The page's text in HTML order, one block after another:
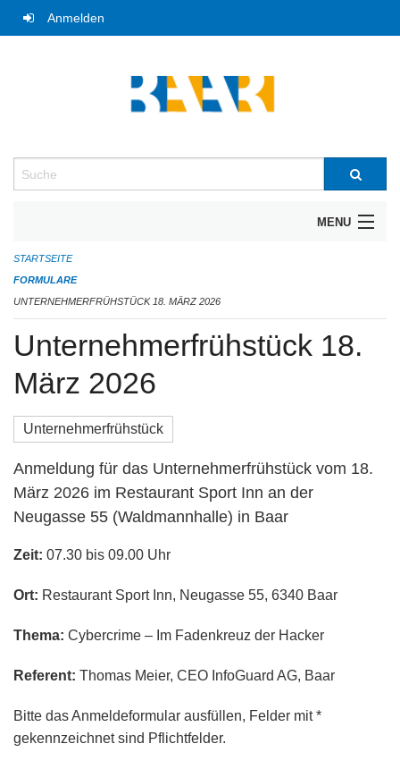
NavigationAnmelden
MENU
UNTERNEHMERFRÜHSTÜCK
BIBLIOTHEK
TRAUTERMINE
STARTSEITE
FORMULARE
UNTERNEHMERFRÜHSTÜCK 18. MÄRZ 2026
Unternehmerfrühstück 18.
März 2026
Unternehmerfrühstück
Anmeldung für das Unternehmerfrühstück vom 18.
März 2026 im Restaurant Sport Inn an der
Neugasse 55 (Waldmannhalle) in Baar
Zeit: 07.30 bis 09.00 Uhr
Ort: Restaurant Sport Inn, Neugasse 55, 6340 Baar
Thema: Cybercrime – Im Fadenkreuz der Hacker
Referent: Thomas Meier, CEO InfoGuard AG, Baar
Bitte das Anmeldeformular ausfüllen, Felder mit *
gekennzeichnet sind Pflichtfelder.